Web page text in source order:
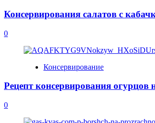
Консервирования салатов с
0
Консервирование
Рецепт консервирования
0